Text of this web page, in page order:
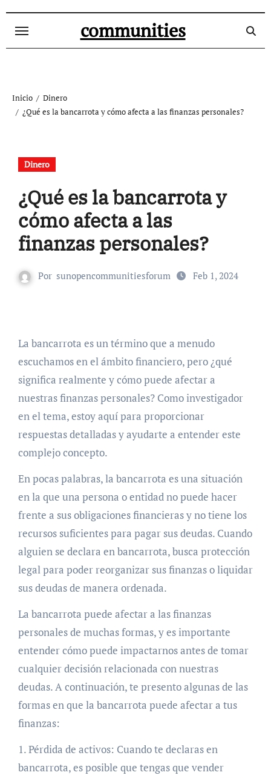
communities
Inicio
Dinero
¿Qué es la bancarrota y cómo afecta a las finanzas personales?
Dinero
¿Qué es la bancarrota y
cómo afecta a las
finanzas personales?
Por sunopencommunitiesforum Feb 1, 2024
La bancarrota es un término que a menudo
escuchamos en el ámbito financiero, pero ¿qué
significa realmente y cómo puede afectar a
nuestras finanzas personales? Como investigador
en el tema, estoy aquí para proporcionar
respuestas detalladas y ayudarte a entender este
complejo concepto.
En pocas palabras, la bancarrota es una situación
en la que una persona o entidad no puede hacer
frente a sus obligaciones financieras y no tiene los
recursos suficientes para pagar sus deudas. Cuando
alguien se declara en bancarrota, busca protección
legal para poder reorganizar sus finanzas o liquidar
sus deudas de manera ordenada.
La bancarrota puede afectar a las finanzas
personales de muchas formas, y es importante
entender cómo puede impactarnos antes de tomar
cualquier decisión relacionada con nuestras
deudas. A continuación, te presento algunas de las
formas en que la bancarrota puede afectar a tus
finanzas:
1. Pérdida de activos: Cuando te declaras en
bancarrota, es posible que tengas que vender